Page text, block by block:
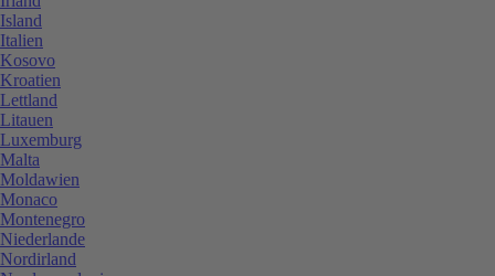
Island
Italien
Kosovo
Kroatien
Lettland
Litauen
Luxemburg
Malta
Moldawien
Monaco
Montenegro
Niederlande
Nordirland